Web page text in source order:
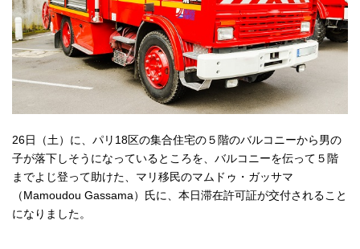
26日（土）に、パリ18区の集合住宅の５階のバルコニーから男の
子が落下しそうになっているところを、バルコニーを伝って５階
までよじ登って助けた、マリ移民のマムドゥ・ガッサマ
（Mamoudou Gassama）氏に、本日滞在許可証が交付されること
になりました。